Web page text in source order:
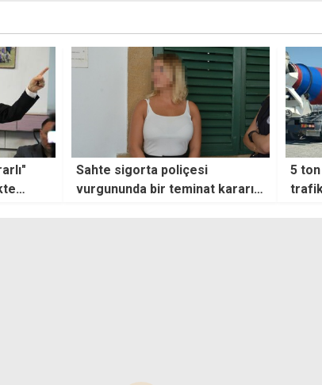
5 ton üzeri kamyonlara geçici
trafik kolaylığı